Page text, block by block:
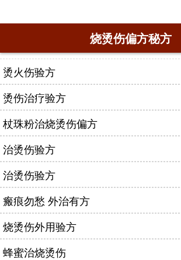
烧烫伤偏方秘方
烫火伤验方
烫伤治疗验方
杖珠粉治烧烫伤偏方
治烫伤验方
治烫伤验方
瘢痕勿愁 外治有方
烧烫伤外用验方
蜂蜜治烧烫伤